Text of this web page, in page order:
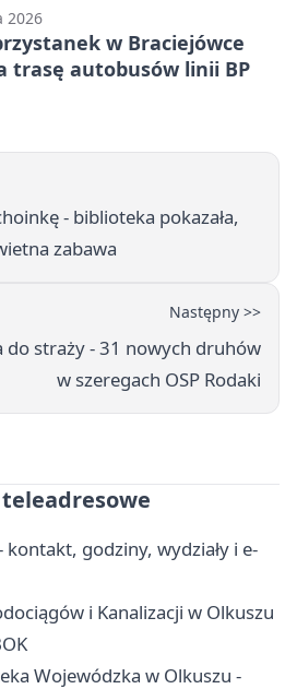
2026
w Braciejówce
trasę autobusów linii BP
- biblioteka pokazała,
zabawa
Następny >>
do straży - 31 nowych druhów
w szeregach OSP Rodaki
kontakt, godziny, wydziały i e-
i Kanalizacji w Olkuszu
Wojewódzka w Olkuszu -